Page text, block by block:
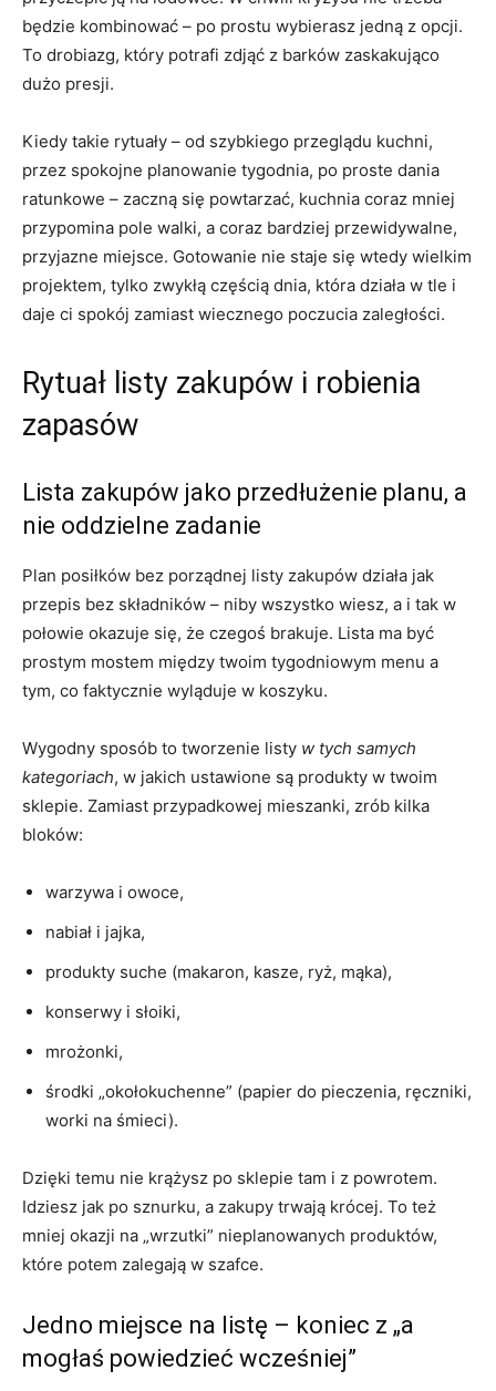
będzie kombinować – po prostu wybierasz jedną z opcji.
To drobiazg, który potrafi zdjąć z barków zaskakująco
dużo presji.
Kiedy takie rytuały – od szybkiego przeglądu kuchni,
przez spokojne planowanie tygodnia, po proste dania
ratunkowe – zaczną się powtarzać, kuchnia coraz mniej
przypomina pole walki, a coraz bardziej przewidywalne,
przyjazne miejsce. Gotowanie nie staje się wtedy wielkim
projektem, tylko zwykłą częścią dnia, która działa w tle i
daje ci spokój zamiast wiecznego poczucia zaległości.
Rytuał listy zakupów i robienia
zapasów
Lista zakupów jako przedłużenie planu, a
nie oddzielne zadanie
Plan posiłków bez porządnej listy zakupów działa jak
przepis bez składników – niby wszystko wiesz, a i tak w
połowie okazuje się, że czegoś brakuje. Lista ma być
prostym mostem między twoim tygodniowym menu a
tym, co faktycznie wyląduje w koszyku.
Wygodny sposób to tworzenie listy w tych samych
kategoriach, w jakich ustawione są produkty w twoim
sklepie. Zamiast przypadkowej mieszanki, zrób kilka
bloków:
warzywa i owoce,
nabiał i jajka,
produkty suche (makaron, kasze, ryż, mąka),
konserwy i słoiki,
mrożonki,
środki „okołokuchenne” (papier do pieczenia, ręczniki,
worki na śmieci).
Dzięki temu nie krążysz po sklepie tam i z powrotem.
Idziesz jak po sznurku, a zakupy trwają krócej. To też
mniej okazji na „wrzutki” nieplanowanych produktów,
które potem zalegają w szafce.
Jedno miejsce na listę – koniec z „a
mogłaś powiedzieć wcześniej”